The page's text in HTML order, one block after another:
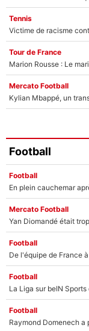
Tennis
Tour de France
Marion Rousse : Le
Mercato Football
Kylian Mbappé, un
Football
Football
Mercato Football
Football
Football
Football